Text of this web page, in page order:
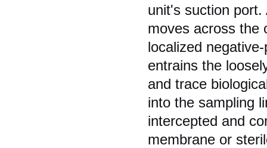
unit's suction
moves across the
localized
entrains the
and trace
into the sampling
intercepted and
membrane or